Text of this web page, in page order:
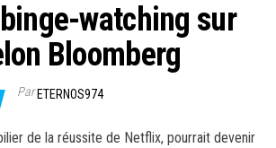
watching sur
Bloomberg
ParETERNOS974
de la réussite de Netflix, pourrait devenir